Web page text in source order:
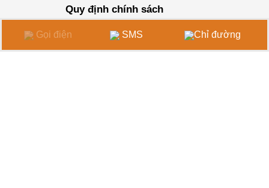
Quy định chính sách
Gọi điện SMS Chỉ đường